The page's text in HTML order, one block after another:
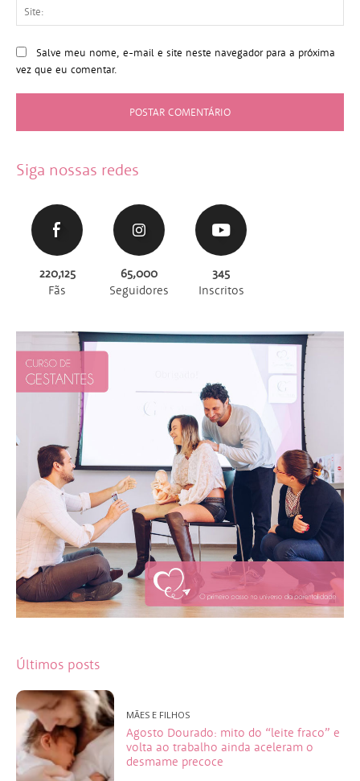
Salve meu nome, e-mail e site neste navegador para a próxima
vez que eu comentar.
Siga nossas redes
220,125
Fãs
65,000
Seguidores
345
Inscritos
Últimos posts
MÃES E FILHOS
Agosto Dourado: mito do “leite fraco” e
volta ao trabalho ainda aceleram o
desmame precoce